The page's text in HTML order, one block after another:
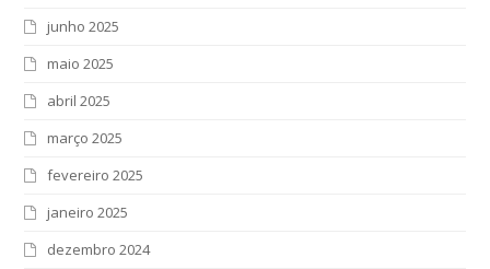
junho 2025
maio 2025
abril 2025
março 2025
fevereiro 2025
janeiro 2025
dezembro 2024